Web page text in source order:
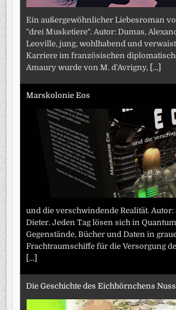
Ein außergewöhnlicher Liebesroman
"drei Musketiere". Autor: Dumas,
Leoville, jung, wohlhabend und
Karriere im französischen
Amaury wurde von M. d'Avrigny, [...]
Marskolonie Eos
und die verschwindende Realität. Autor:
Dieter. Jeden Tag lösen sich in
Gegenstände, Bücher und Daten in
Frachtraumschiffe für die Versorgung
[...]
Die Geschichte des Eichhörnchens